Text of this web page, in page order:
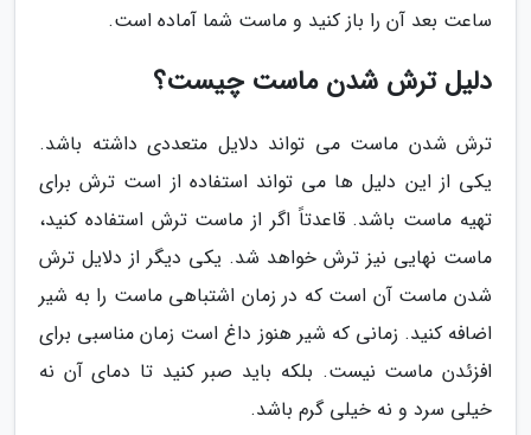
ساعت بعد آن را باز کنید و ماست شما آماده است.
دلیل ترش شدن ماست چیست؟
ترش شدن ماست می تواند دلایل متعددی داشته باشد.
یکی از این دلیل ها می تواند استفاده از است ترش برای
تهیه ماست باشد. قاعدتاً اگر از ماست ترش استفاده کنید،
ماست نهایی نیز ترش خواهد شد. یکی دیگر از دلایل ترش
شدن ماست آن است که در زمان اشتباهی ماست را به شیر
اضافه کنید. زمانی که شیر هنوز داغ است زمان مناسبی برای
افزئدن ماست نیست. بلکه باید صبر کنید تا دمای آن نه
خیلی سرد و نه خیلی گرم باشد.